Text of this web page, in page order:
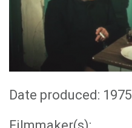
Date produced: 1975